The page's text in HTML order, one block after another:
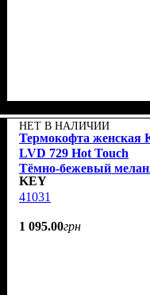
НЕТ В НАЛИЧИИ
Термокофта женская
LVD 729 Hot Touch
Тёмно-бежевый
KEY
41031
1 095.00грн